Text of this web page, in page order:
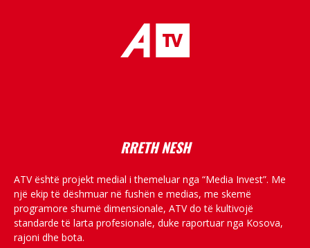
RRETH NESH
ATV është projekt medial i themeluar nga “Media Invest”. Me
një ekip të dëshmuar në fushën e medias, me skemë
programore shumë dimensionale, ATV do të kultivojë
standarde të larta profesionale, duke raportuar nga Kosova,
rajoni dhe bota.